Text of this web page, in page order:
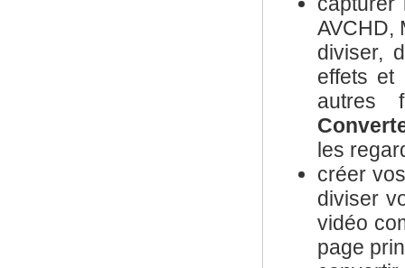
AVCHD,
diviser,
effets et
autres
les
créer
diviser
vidéo
page